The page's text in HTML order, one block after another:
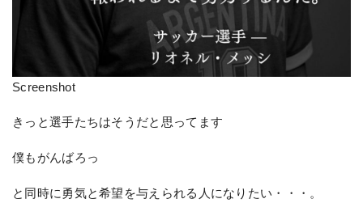
Screenshot
きっと選手たちはそうだと思ってます
僕もがんばろっ
と同時に勇気と希望を与えられる人になりたい・・・。